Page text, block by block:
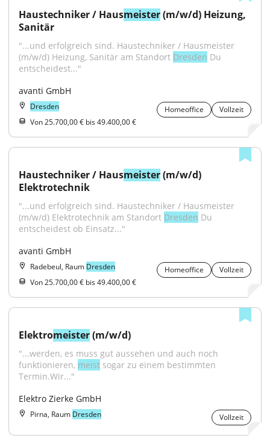
Haustechniker / Hausmeister (m/w/d) Heizung,
Sanitär
"...und erfolgreich sind. Haustechniker / Hausmeister
(m/w/d) Heizung, Sanitär am Standort Dresden Du
entscheidest..."
avanti GmbH
Dresden Homeoffice
Vollzeit
Von 25.700,00 € bis 49.400,00 €
Haustechniker / Hausmeister (m/w/d)
Elektrotechnik
"...und erfolgreich sind. Haustechniker / Hausmeister
(m/w/d) Elektrotechnik am Standort Dresden Du
entscheidest ob Einsatz..."
avanti GmbH
Radebeul, Raum Dresden Homeoffice
Vollzeit
Von 25.700,00 € bis 49.400,00 €
Elektromeister (m/w/d)
"...werden, es muss gut aussehen und auch noch
funktionieren, meist sogar zu einem bestimmten
Termin.Wir..."
Elektro Zierke GmbH
Pirna, Raum Dresden Vollzeit